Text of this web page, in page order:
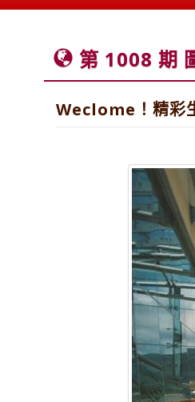
第 1008 期
Weclome！精彩